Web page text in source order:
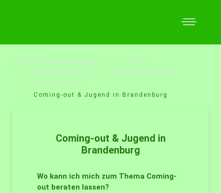
QUEERES BRANDENBURG
Service
Wissensspeicher
Handlungsfelder
HF Coming-out
Coming-out & Jugend in Brandenburg
Coming-out & Jugend in
Brandenburg
Wo kann ich mich zum Thema Coming-
out beraten lassen?